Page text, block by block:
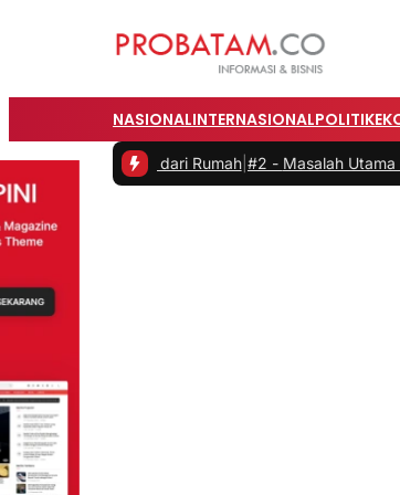
NASIONALINTERNASIONALPOLITIK
dari Rumah |#2 -Masalah Utama